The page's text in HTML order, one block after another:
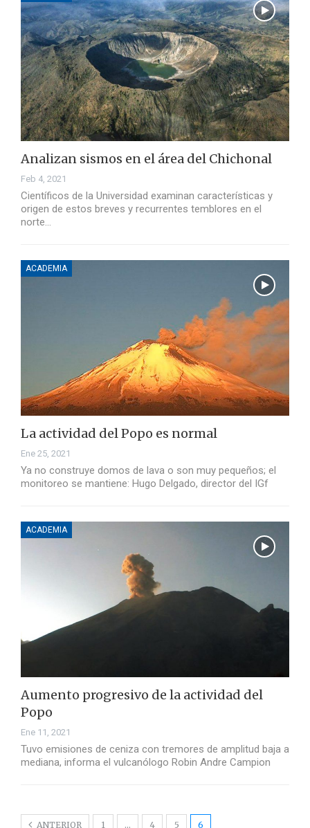
Analizan sismos en el área del Chichonal
Feb 4, 2021
Científicos de la Universidad examinan características y
origen de estos breves y recurrentes temblores en el
norte…
ACADEMIA
La actividad del Popo es normal
Ene 25, 2021
Ya no construye domos de lava o son muy pequeños; el
monitoreo se mantiene: Hugo Delgado, director del IGf
ACADEMIA
Aumento progresivo de la actividad del
Popo
Ene 11, 2021
Tuvo emisiones de ceniza con tremores de amplitud baja a
mediana, informa el vulcanólogo Robin Andre Campion
ANTERIOR 1 … 4 5 6